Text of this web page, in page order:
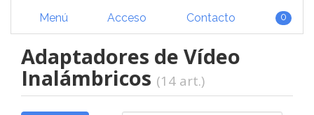
Menú Acceso Contacto 0
Adaptadores de Vídeo
Inalámbricos (14 art.)